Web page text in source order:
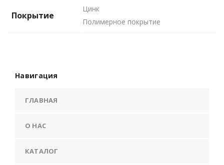
Покрытие
Цинк
Полимерное покрытие
Навигация
ГЛАВНАЯ
О НАС
КАТАЛОГ